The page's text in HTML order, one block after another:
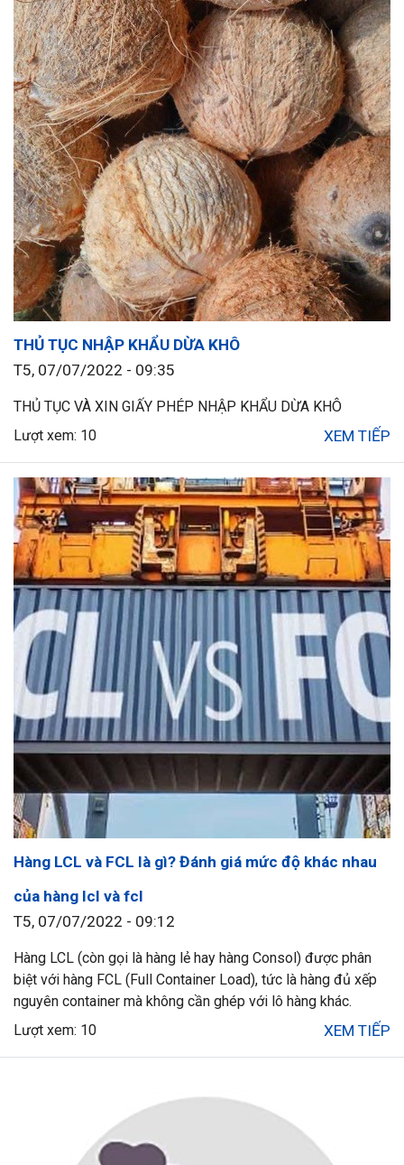
THỦ TỤC NHẬP KHẨU DỪA KHÔ
T5, 07/07/2022 - 09:35
THỦ TỤC VÀ XIN GIẤY PHÉP NHẬP KHẨU DỪA KHÔ
Lượt xem: 10
XEM TIẾP
Hàng LCL và FCL là gì? Đánh giá mức độ khác nhau
của hàng lcl và fcl
T5, 07/07/2022 - 09:12
Hàng LCL (còn gọi là hàng lẻ hay hàng Consol) được phân
biệt với hàng FCL (Full Container Load), tức là hàng đủ xếp
nguyên container mà không cần ghép với lô hàng khác.
Lượt xem: 10
XEM TIẾP